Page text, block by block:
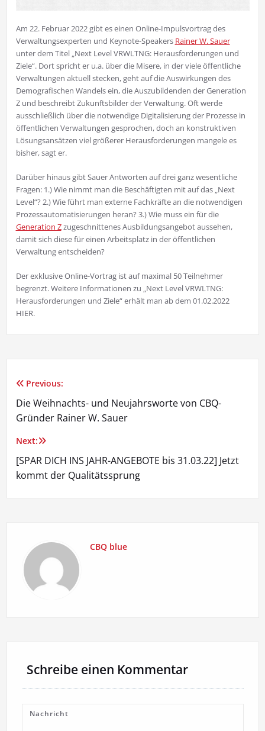
Am 22. Februar 2022 gibt es einen Online-Impulsvortrag des
Verwaltungsexperten und Keynote-Speakers Rainer W. Sauer
unter dem Titel „Next Level VRWLTNG: Herausforderungen und
Ziele“. Dort spricht er u.a. über die Misere, in der viele öffentliche
Verwaltungen aktuell stecken, geht auf die Auswirkungen des
Demografischen Wandels ein, die Auszubildenden der Generation
Z und beschreibt Zukunftsbilder der Verwaltung. Oft werde
ausschließlich über die notwendige Digitalisierung der Prozesse in
öffentlichen Verwaltungen gesprochen, doch an konstruktiven
Lösungsansätzen viel größerer Herausforderungen mangele es
bisher, sagt er.
Darüber hinaus gibt Sauer Antworten auf drei ganz wesentliche
Fragen: 1.) Wie nimmt man die Beschäftigten mit auf das „Next
Level“? 2.) Wie führt man externe Fachkräfte an die notwendigen
Prozessautomatisierungen heran? 3.) Wie muss ein für die
Generation Zzugeschnittenes Ausbildungsangebot aussehen,
damit sich diese für einen Arbeitsplatz in der öffentlichen
Verwaltung entscheiden?
Der exklusive Online-Vortrag ist auf maximal 50 Teilnehmer
begrenzt. Weitere Informationen zu „Next Level VRWLTNG:
Herausforderungen und Ziele“ erhält man ab dem 01.02.2022
HIER.
Beitragsnavigation
Previous:
Die Weihnachts- und Neujahrsworte von CBQ-
Gründer Rainer W. Sauer
Next:
[SPAR DICH INS JAHR-ANGEBOTE bis 31.03.22] Jetzt
kommt der Qualitätssprung
CBQ blue
Schreibe einen Kommentar